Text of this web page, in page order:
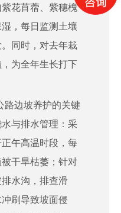
花苜蓿、紫穗槐
，每日监测土壤
同时，对去年栽
为全年生长打下
路边坡养护的关键
与排水管理：采
午高温时段，每
干旱枯萎；针对
水沟，排查滑
刷导致坡面侵